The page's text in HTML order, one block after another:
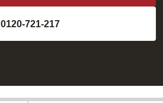
0120-721-217